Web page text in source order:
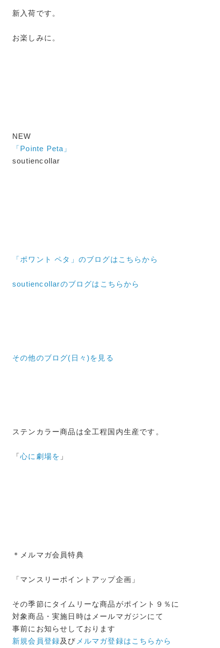
新入荷です。
お楽しみに。
NEW
「Pointe Peta」
soutiencollar
「ポワント ペタ」のブログはこちらから
soutiencollarのブログはこちらから
その他のブログ(日々) を見る
ステンカラー商品は全工程国内生産です。
「心に劇場を 」
＊メルマガ会員特典
「マンスリーポイントアップ企画」
その季節にタイムリーな商品がポイント９％に
対象商品・実施日時はメールマガジンにて
事前にお知らせしております
新規会員登録及び メルマガ登録はこちらから